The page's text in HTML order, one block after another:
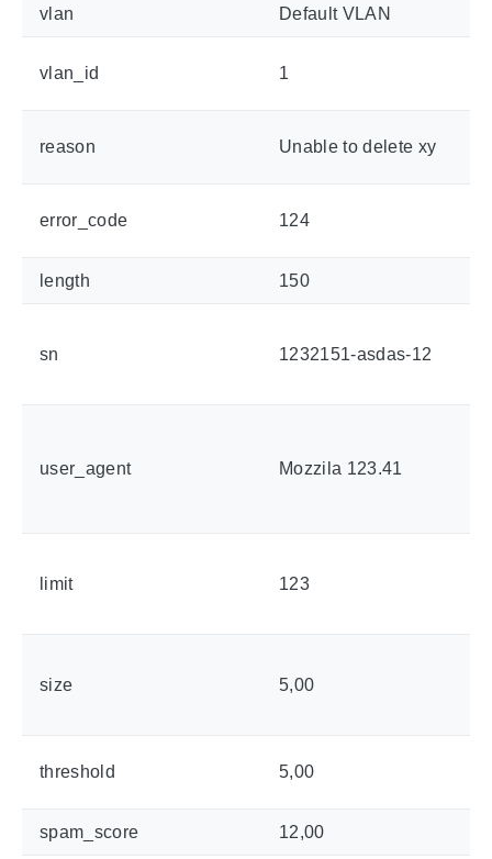
vlan Default VLAN
vlan_id 1
reason Unable to delete xy
error_code 124
length 150
sn 1232151-asdas-12
user_agent Mozzila 123.41
limit 123
size 5,00
threshold 5,00
spam_score 12,00